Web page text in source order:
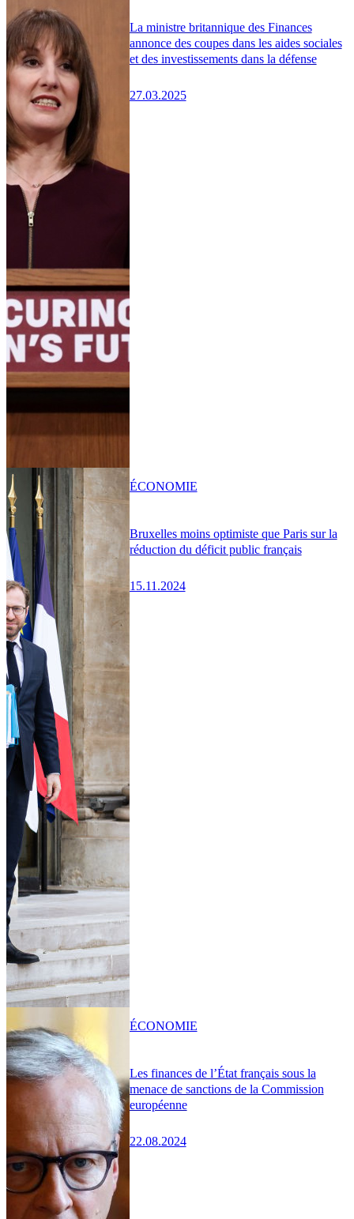
La ministre britannique des Finances
annonce des coupes dans les aides sociales
et des investissements dans la défense
27.03.2025
Bruxelles moins optimiste que Paris sur la
réduction du déficit public français
15.11.2024
ÉCONOMIE
Les finances de l’État français sous la
menace de sanctions de la Commission
européenne
22.08.2024
ÉCONOMIE